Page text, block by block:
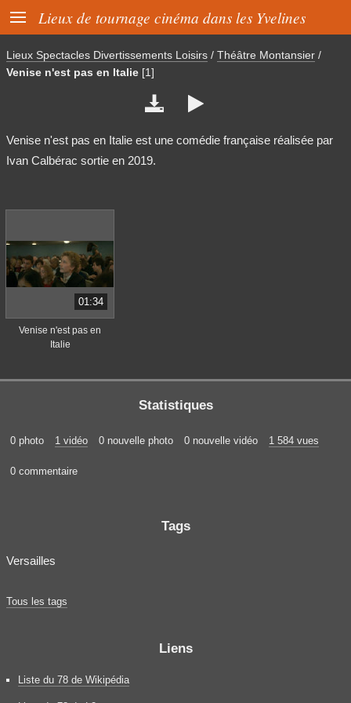
 Lieux de tournage cinéma dans les Yvelines
Lieux Spectacles Divertissements Loisirs / Théâtre Montansier /
Venise n'est pas en Italie [1]
 
Venise n'est pas en Italie est une comédie française réalisée par
Ivan Calbérac sortie en 2019.
01:34
Venise n'est pas en
Italie
Statistiques
0 photo 1 vidéo 0 nouvelle photo 0 nouvelle vidéo 1 584 vues
0 commentaire
Tags
Versailles
Tous les tags
Liens
Liste du 78 de Wikipédia